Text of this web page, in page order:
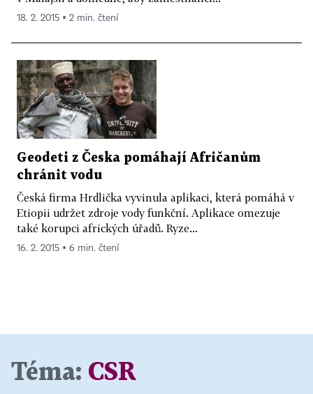
18. 2. 2015 ▪ 2 min. čtení
Geodeti z Česka pomáhají Afričanům
chránit vodu
Česká firma Hrdlička vyvinula aplikaci, která pomáhá v
Etiopii udržet zdroje vody funkční. Aplikace omezuje
také korupci afrických úřadů. Ryze...
16. 2. 2015 ▪ 6 min. čtení
Téma: CSR